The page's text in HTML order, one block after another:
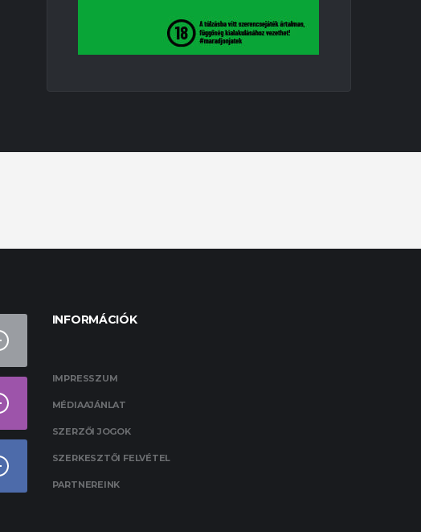
INFORMÁCIÓK
IMPRESSZUM
MÉDIAAJÁNLAT
SZERZŐI JOGOK
SZERKESZTŐI FELVÉTEL
PARTNEREINK